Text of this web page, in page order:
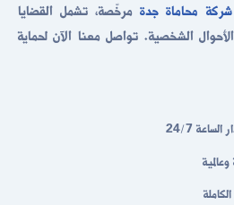
شركة محاماة جدةمرخّصة، تشمل القضايا
والأحوال الشخصية. تواصل معنا الآن لحماية
الساعة